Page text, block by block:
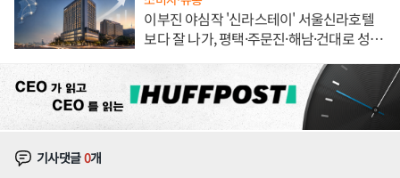
이부진 야심작 '신라스테이' 서울신라호텔
보다 잘 나가, 평택·주문진·해남·건대로 성
기사댓글0개